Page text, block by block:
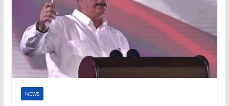
NEWS